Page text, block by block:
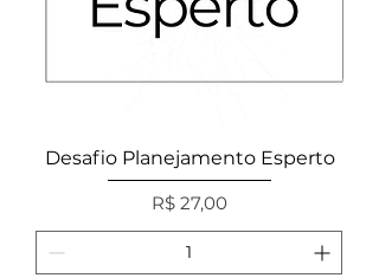
Desafio Planejamento Esperto
Preço
R$ 27,00